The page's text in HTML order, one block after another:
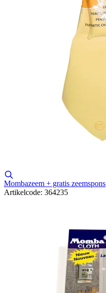
Mombazeem + gratis zeemspons
Artikelcode: 364235